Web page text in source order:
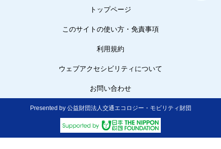
トップページ
このサイトの使い方・免責事項
利用規約
ウェブアクセシビリティについて
お問い合わせ
Presented by 公益財団法人交通エコロジー・モビリティ財団